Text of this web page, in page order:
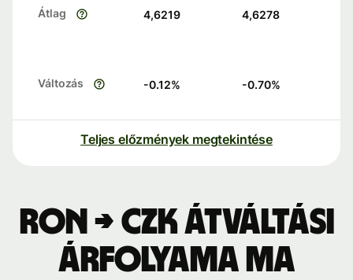
Átlag 4,6219 4,6278
Változás -0.12% -0.70%
Teljes előzmények megtekintése
RON → CZK átváltási
árfolyama ma